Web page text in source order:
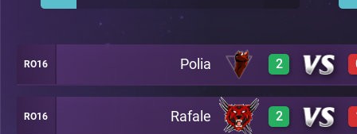
RO16 Polia 2
3 A18
RO16 Rafale 2